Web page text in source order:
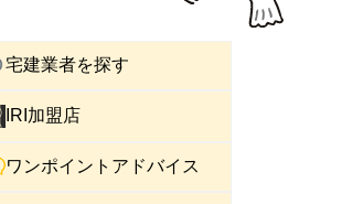
宅建業者を探す
IRI加盟店
ワンポイントアドバイス